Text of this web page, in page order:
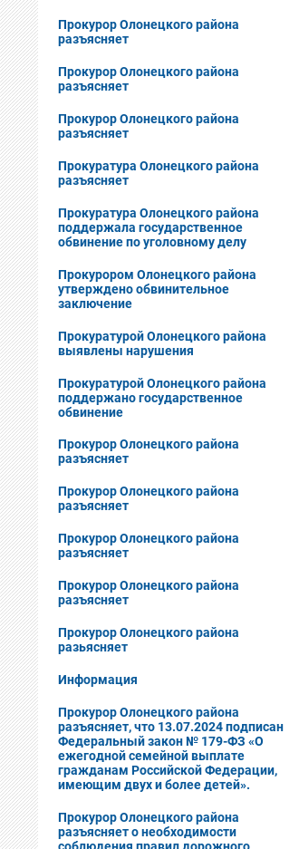
Прокурор Олонецкого района
разъясняет
Прокурор Олонецкого района
разъясняет
Прокурор Олонецкого района
разъясняет
Прокуратура Олонецкого района
разъясняет
Прокуратура Олонецкого района
поддержала государственное
обвинение по уголовному делу
Прокурором Олонецкого района
утверждено обвинительное
заключение
Прокуратурой Олонецкого района
выявлены нарушения
Прокуратурой Олонецкого района
поддержано государственное
обвинение
Прокурор Олонецкого района
разъясняет
Прокурор Олонецкого района
разъясняет
Прокурор Олонецкого района
разъясняет
Прокурор Олонецкого района
разъясняет
Прокурор Олонецкого района
разьясняет
Информация
Прокурор Олонецкого района
разъясняет, что 13.07.2024 подписан
Федеральный закон № 179-ФЗ «О
ежегодной семейной выплате
гражданам Российской Федерации,
имеющим двух и более детей».
Прокурор Олонецкого района
разъясняет о необходимости